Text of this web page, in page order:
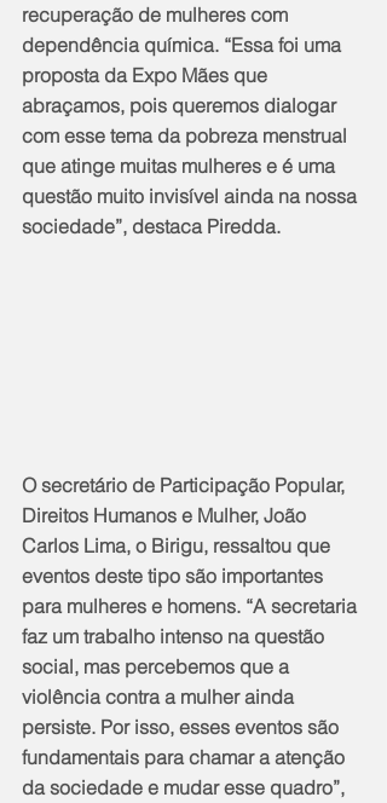
recuperação de mulheres com
dependência química. “Essa foi uma
proposta da Expo Mães que
abraçamos, pois queremos dialogar
com esse tema da pobreza menstrual
que atinge muitas mulheres e é uma
questão muito invisível ainda na nossa
sociedade”, destaca Piredda.
O secretário de Participação Popular,
Direitos Humanos e Mulher, João
Carlos Lima, o Birigu, ressaltou que
eventos deste tipo são importantes
para mulheres e homens. “A secretaria
faz um trabalho intenso na questão
social, mas percebemos que a
violência contra a mulher ainda
persiste. Por isso, esses eventos são
fundamentais para chamar a atenção
da sociedade e mudar esse quadro”,